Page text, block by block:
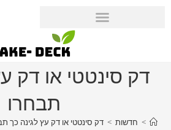
דק סינטטי או דק
תבחרו
> חדשות > דק סינטטי או דק עץ לגינה כך